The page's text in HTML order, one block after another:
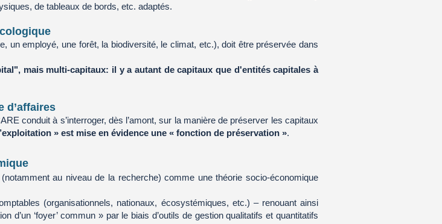
de tableaux de bords, etc. adaptés.
un employé, une forêt, la biodiversité, le climat, etc.), doit être préservée dans
mais multi-capitaux: il y a autant de capitaux que d'entités capitales à
d’affaires
conduit à s’interroger, dès l’amont, sur la manière de préserver les capitaux
» est mise en évidence une « fonction de préservation ».
au niveau de la recherche) comme une théorie socio-économique
(organisationnels, nationaux, écosystémiques, etc.) – renouant ainsi
d’un ‘foyer’ commun » par le biais d’outils de gestion qualitatifs et quantitatifs